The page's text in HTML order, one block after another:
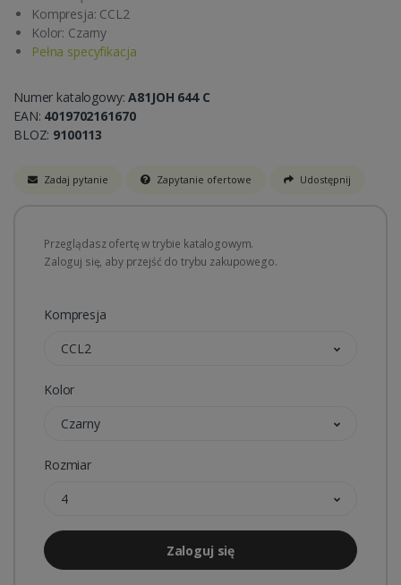
Kompresja: CCL2
Kolor: Czarny
Pełna specyfikacja
Numer katalogowy:A81JOH 644 C
EAN: 4019702161670
BLOZ: 9100113
Zadaj pytanie Zapytanie ofertowe Udostępnij
Przeglądasz ofertę w trybie katalogowym.
Zaloguj się, aby przejść do trybu zakupowego.
Kompresja
CCL2
Kolor
Czarny
Rozmiar
4
Zaloguj się